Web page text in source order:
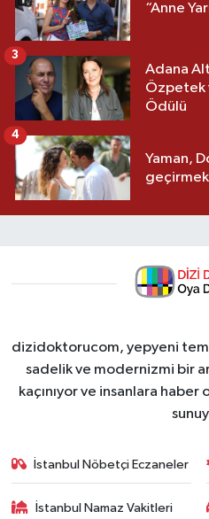
“Anne
Adana
Özpetek
Ödülü
3
Yaman,
4
dizidoktorucom, yepyeni
sadelik ve modernizmi bir
kaçınıyor ve insanlara
İstanbul Nöbetçi Eczaneler
İstanbul Namaz Vakitleri